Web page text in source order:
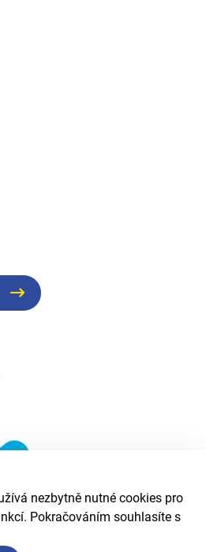
nezbytně nutné cookies pro
Pokračováním souhlasíte s